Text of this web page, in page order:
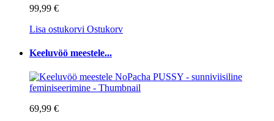
99,99 €
Lisa ostukorvi Ostukorv
Keeluvöö meestele...
69,99 €